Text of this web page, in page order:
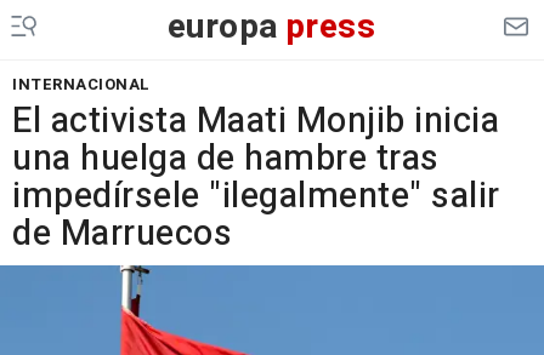
europa press
INTERNACIONAL
El activista Maati Monjib inicia
una huelga de hambre tras
impedírsele "ilegalmente" salir
de Marruecos